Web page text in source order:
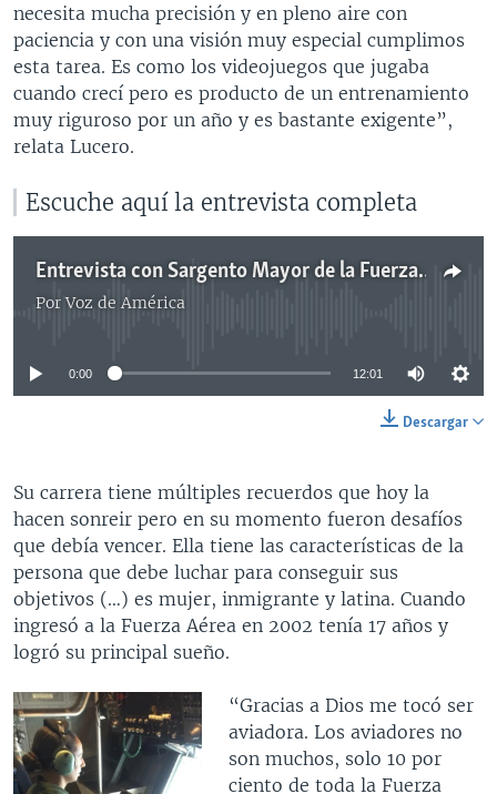
necesita mucha precisión y en pleno aire con
paciencia y con una visión muy especial cumplimos
esta tarea. Es como los videojuegos que jugaba
cuando crecí pero es producto de un entrenamiento
muy riguroso por un año y es bastante exigente”,
relata Lucero.
Escuche aquí la entrevista completa
Entrevista con Sargento Mayor de la Fuerza Aérea de Estados Unidos, Lucero Moreno Stockett
PorVoz de América
No media source currently available
0:00 12:01
Descargar
Su carrera tiene múltiples recuerdos que hoy la
hacen sonreir pero en su momento fueron desafíos
que debía vencer. Ella tiene las características de la
persona que debe luchar para conseguir sus
objetivos (…) es mujer, inmigrante y latina. Cuando
ingresó a la Fuerza Aérea en 2002 tenía 17 años y
logró su principal sueño.
“Gracias a Dios me tocó ser
aviadora. Los aviadores no
son muchos, solo 10 por
ciento de toda la Fuerza